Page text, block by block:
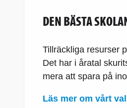
DEN BÄSTA
Tillräckliga resurser
Det har i åratal
mera att spara på
Läs mer om vårt